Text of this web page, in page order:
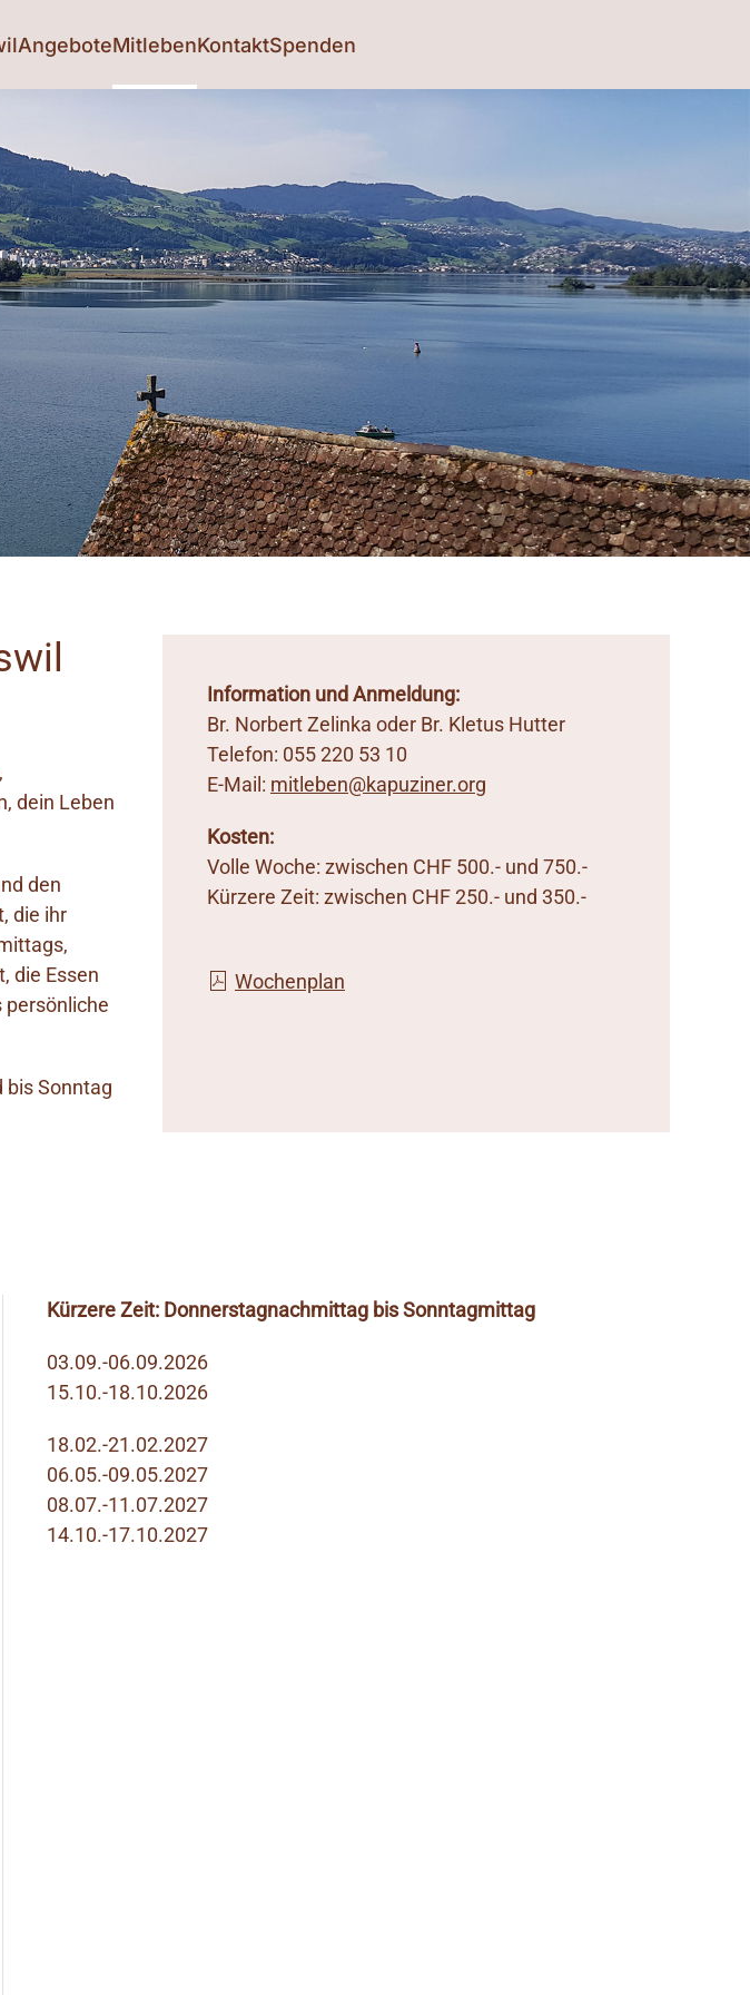
AngeboteMitlebenKontaktSpenden
dein Leben
den
die ihr
die Essen
Sonntag
Information und Anmeldung:
Br. Norbert Zelinka oder Br. Kletus Hutter
Telefon: 055 220 53 10
E-Mail: mitleben@kapuziner.org
Kosten:
Volle Woche: zwischen CHF 500.- und 750.-
Kürzere Zeit: zwischen CHF 250.- und 350.-
Wochenplan
Kürzere Zeit: Donnerstagnachmittag bis Sonntagmittag
03.09.-06.09.2026
15.10.-18.10.2026
18.02.-21.02.2027
06.05.-09.05.2027
08.07.-11.07.2027
14.10.-17.10.2027